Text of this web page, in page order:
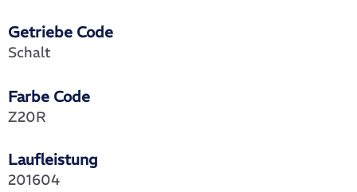
Getriebe Code
Schalt
Farbe Code
Laufleistung
Z20R
201604